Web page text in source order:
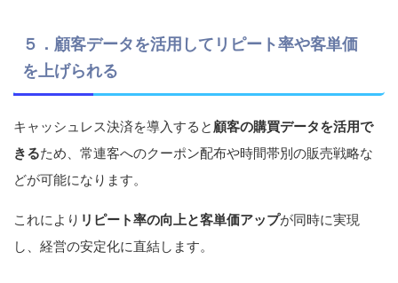
５．顧客データを活用してリピート率や客単価
を上げられる
キャッシュレス決済を導入すると 顧客の購買データを活用で
きるため、常連客へのクーポン配布や時間帯別の販売戦略な
どが可能になります。
これにより リピート率の向上と客単価アップが同時に実現
し、経営の安定化に直結します。